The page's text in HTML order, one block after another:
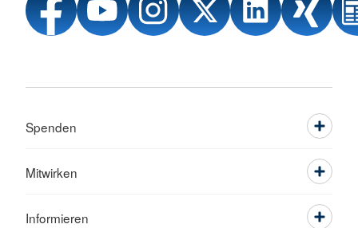
Spenden
Mitwirken
Informieren